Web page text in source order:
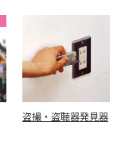
盗撮・盗聴器発見器